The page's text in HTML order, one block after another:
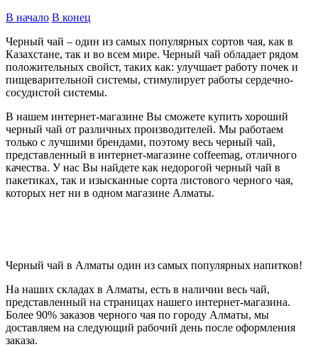
В начало В конец
Черный чай – один из самых популярных сортов чая, как в
Казахстане, так и во всем мире. Черный чай обладает рядом
положительных свойст, таких как: улучшает работу почек и
пищеварительной системы, стимулирует работы сердечно-
сосудистой системы.
В нашем интернет-магазине Вы сможете купить хороший
черный чай от различных производителей. Мы работаем
только с лучшими брендами, поэтому весь черный чай,
представленный в интернет-магазине coffeemag, отличного
качества. У нас Вы найдете как недорогой черный чай в
пакетиках, так и изысканные сорта листового черного чая,
которых нет ни в одном магазине Алматы.
Черный чай в Алматы один из самых популярных напитков!
На наших складах в Алматы, есть в наличии весь чай,
представленный на страницах нашего интернет-магазина.
Более 90% заказов черного чая по городу Алматы, мы
доставляем на следующий рабочий день после оформления
заказа.